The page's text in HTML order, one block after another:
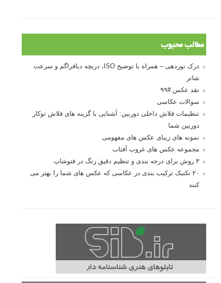
مطالب محبوب
درک نوردهی – همراه با توضیح ISO، دریچه دیافراگم و سرعت
شاتر
نقد عکس #۹۹
سوالات عکاسی
تنظیمات فلاش داخلی دوربین: آشنایی با گزینه های فلاش توکار
دوربین شما
نمونه های زیبای عکس های مفهومی
مجموعه عکس های غروب آفتاب
۳ روش برای درجه بندی و تنظیم دقیق رنگ در فتوشاپ
۲۰ تکنیک ترکیب بندی در عکاسی که عکس های شما را بهتر می
کنند